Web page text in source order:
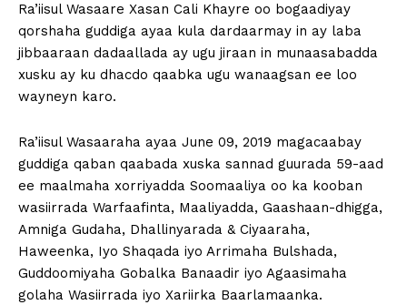
Ra’iisul Wasaare Xasan Cali Khayre oo bogaadiyay
qorshaha guddiga ayaa kula dardaarmay in ay laba
jibbaaraan dadaallada ay ugu jiraan in munaasabadda
xusku ay ku dhacdo qaabka ugu wanaagsan ee loo
wayneyn karo.
Ra’iisul Wasaaraha ayaa June 09, 2019 magacaabay
guddiga qaban qaabada xuska sannad guurada 59-aad
ee maalmaha xorriyadda Soomaaliya oo ka kooban
wasiirrada Warfaafinta, Maaliyadda, Gaashaan-dhigga,
Amniga Gudaha, Dhallinyarada & Ciyaaraha,
Haweenka, Iyo Shaqada iyo Arrimaha Bulshada,
Guddoomiyaha Gobalka Banaadir iyo Agaasimaha
golaha Wasiirrada iyo Xariirka Baarlamaanka.